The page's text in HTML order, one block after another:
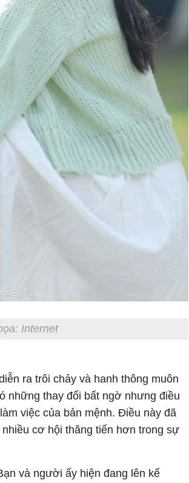
Internet
ra trôi chảy và hanh thông muôn
những thay đổi bất ngờ nhưng điều
việc của bản mệnh. Điều này đã
cơ hội thăng tiến hơn trong sự
và người ấy hiện đang lên kế